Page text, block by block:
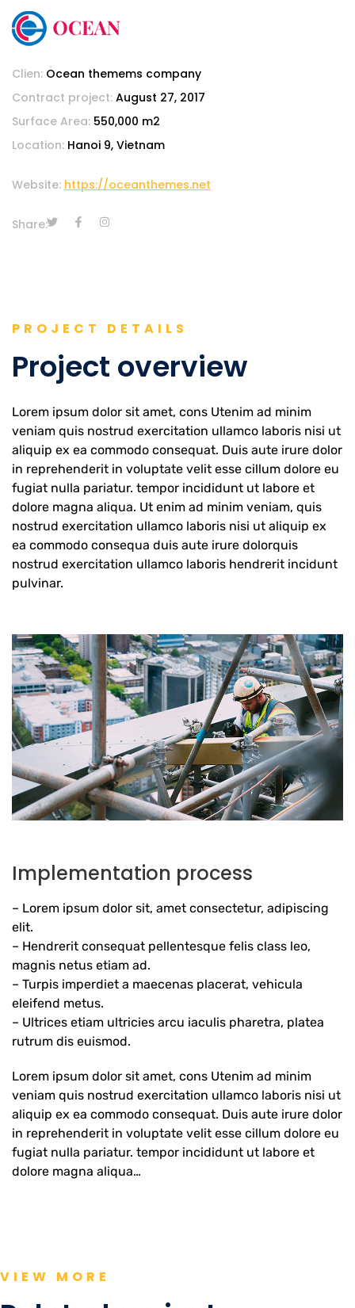
Clien: Ocean themems company
Contract project: August 27, 2017
Surface Area: 550,000 m2
Location: Hanoi 9, Vietnam
Website: https://oceanthemes.net
Share:
PROJECT DETAILS
Project overview
Lorem ipsum dolor sit amet, cons Utenim ad minim
veniam quis nostrud exercitation ullamco laboris nisi ut
aliquip ex ea commodo consequat. Duis aute irure dolor
in reprehenderit in voluptate velit esse cillum dolore eu
fugiat nulla pariatur. tempor incididunt ut labore et
dolore magna aliqua. Ut enim ad minim veniam, quis
nostrud exercitation ullamco laboris nisi ut aliquip ex
ea commodo consequa duis aute irure dolorquis
nostrud exercitation ullamco laboris hendrerit incidunt
pulvinar.
Implementation process
– Lorem ipsum dolor sit, amet consectetur, adipiscing
elit.
– Hendrerit consequat pellentesque felis class leo,
magnis netus etiam ad.
– Turpis imperdiet a maecenas placerat, vehicula
eleifend metus.
– Ultrices etiam ultricies arcu iaculis pharetra, platea
rutrum dis euismod.
Lorem ipsum dolor sit amet, cons Utenim ad minim
veniam quis nostrud exercitation ullamco laboris nisi ut
aliquip ex ea commodo consequat. Duis aute irure dolor
in reprehenderit in voluptate velit esse cillum dolore eu
fugiat nulla pariatur. tempor incididunt ut labore et
dolore magna aliqua…
VIEW MORE
Avenger